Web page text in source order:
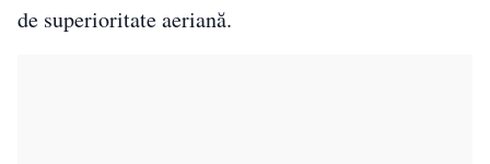
de superioritate aeriană.